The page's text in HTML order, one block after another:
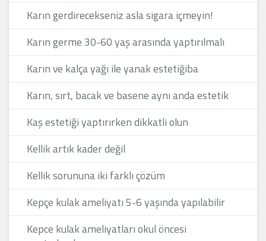
Karın gerdirecekseniz asla sigara içmeyin!
Karın germe 30-60 yaş arasında yaptırılmalı
Karın ve kalça yağı ile yanak estetiğiba
Karın, sırt, bacak ve basene aynı anda estetik
Kaş estetiği yaptırırken dikkatli olun
Kellik artık kader değil
Kellik sorununa iki farklı çözüm
Kepçe kulak ameliyatı 5-6 yaşında yapılabilir
Kepce kulak ameliyatları okul öncesi